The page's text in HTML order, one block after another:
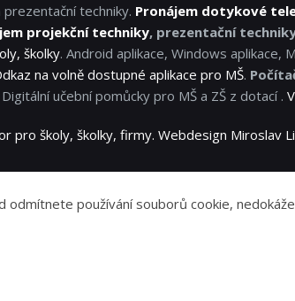
techniky. Pronájem dotykové
projekční techniky, prezentační
školky. Android aplikace, Windows aplikace,
na volně dostupné aplikace pro MŠ.
Digitální učební pomůcky pro MŠ a ZŠ z dotací .
školy, školky, firmy. Webdesign Miroslav
používání souborů cookie,